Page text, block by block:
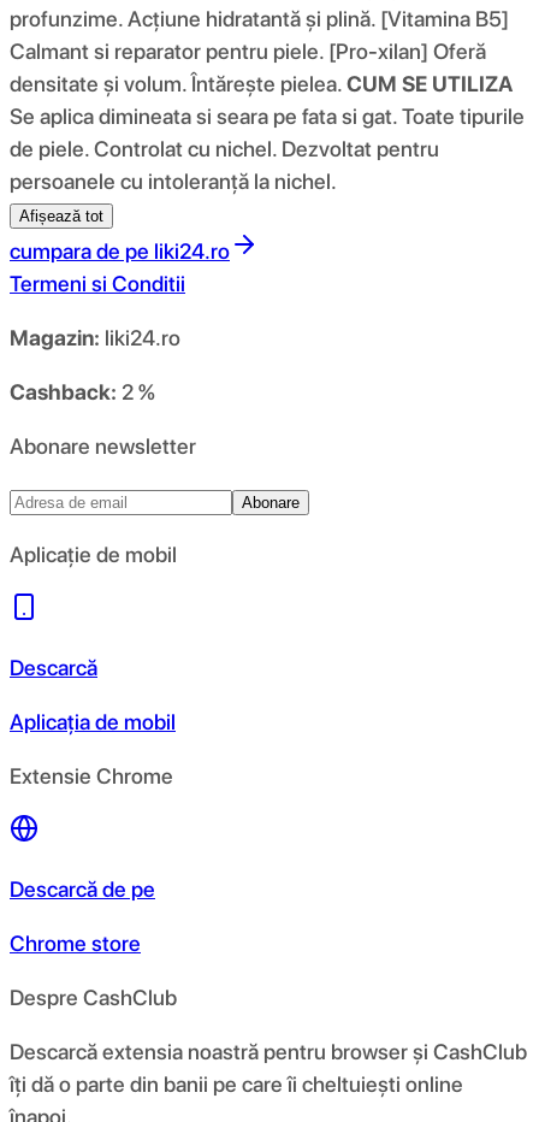
profunzime. Acțiune hidratantă și plină. [Vitamina B5]
Calmant si reparator pentru piele. [Pro-xilan] Oferă
densitate și volum. Întărește pielea.CUM SE UTILIZA
Se aplica dimineata si seara pe fata si gat. Toate tipurile
de piele. Controlat cu nichel. Dezvoltat pentru
persoanele cu intoleranță la nichel.
Afișează tot
cumpara de pe liki24.ro
Termeni si Conditii
Magazin: liki24.ro
Cashback: 2 %
Abonare newsletter
Abonare
Aplicație de mobil
Descarcă
Aplicația de mobil
Extensie Chrome
Descarcă de pe
Chrome store
Despre CashClub
Descarcă extensia noastră pentru browser și CashClub
îți dă o parte din banii pe care îi cheltuiești online
înapoi.